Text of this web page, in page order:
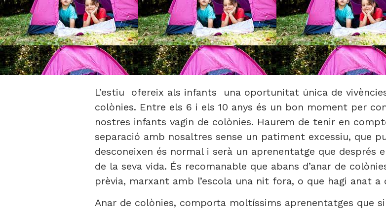
L’estiu ofereix als infants una oportunitat única de
colònies. Entre els 6 i els 10 anys és un bon moment per
nostres infants vagin de colònies. Haurem de tenir en
separació amb nosaltres sense un patiment excessiu, que
desconeixen és normal i serà un aprenentatge que després
de la seva vida. És recomanable que abans d’anar de
prèvia, marxant amb l’escola una nit fora, o que hagi anat a
Anar de colònies, comporta moltíssims aprenentatges que